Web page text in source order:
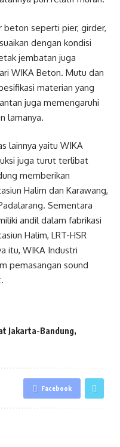
beton seperti pier, girder,
dengan kondisi
jembatan juga
WIKA Beton. Mutu dan
materian yang
juga memengaruhi
lamanya.
lainnya yaitu WIKA
juga turut terlibat
memberikan
Halim dan Karawang,
Sementara
andil dalam fabrikasi
Halim, LRT-HSR
itu, WIKA Industri
pemasangan sound
Jakarta-Bandung,
Facebook